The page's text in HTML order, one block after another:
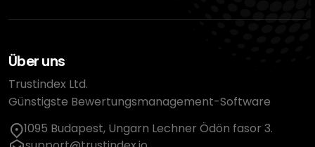
Über uns
Trustindex Ltd.
Günstigste Bewertungsmanagement-Software
1095 Budapest, Ungarn Lechner Ödön fasor 3.